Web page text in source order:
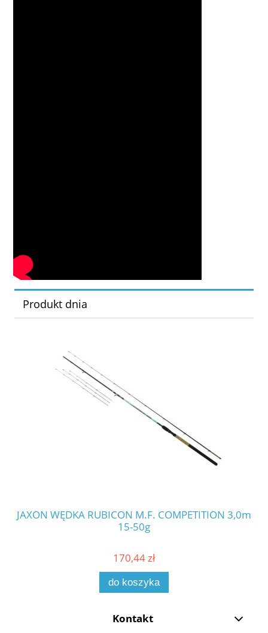
Produkt dnia
JAXON WĘDKA RUBICON M.F. COMPETITION 3,0m
15-50g
170,44 zł
do koszyka
Kontakt